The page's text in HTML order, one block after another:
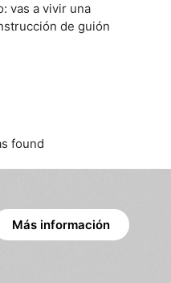
vas a vivir una
de guión
found
Más información